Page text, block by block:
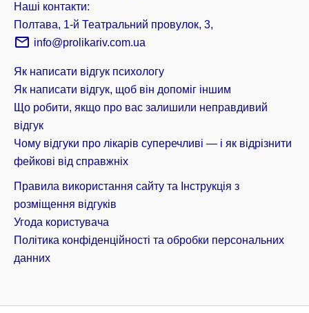
Наші контакти:
Полтава, 1-й Театральний провулок, 3,
info@prolikariv.com.ua
Як написати відгук психологу
Як написати відгук, щоб він допоміг іншим
Що робити, якщо про вас залишили неправдивий
відгук
Чому відгуки про лікарів суперечливі — і як відрізнити
фейкові від справжніх
Правила використання сайту та Інструкція з
розміщення відгуків
Угода користувача
Політика конфіденційності та обробки персональних
данних